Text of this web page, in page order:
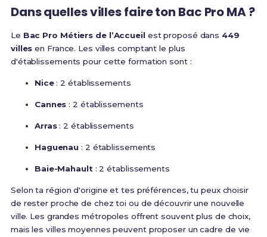
Dans quelles villes faire ton Bac Pro MA ?
Le Bac Pro Métiers de l’Accueilest proposé dans 449
villes en France. Les villes comptant le plus
d'établissements pour cette formation sont :
Nice: 2 établissements
Cannes : 2 établissements
Arras: 2 établissements
Haguenau : 2 établissements
Baie-Mahault : 2 établissements
Selon ta région d'origine et tes préférences, tu peux choisir
de rester proche de chez toi ou de découvrir une nouvelle
ville. Les grandes métropoles offrent souvent plus de choix,
mais les villes moyennes peuvent proposer un cadre de vie